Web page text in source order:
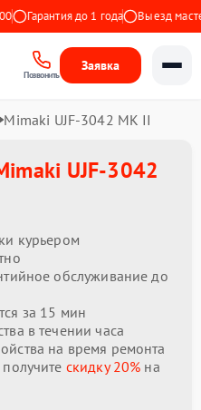
Гарантия до 1 года Выезд мастера
Позвонить
Заявка
Mimaki UJF-3042 MK II
UJF-3042
курьером
обслуживание до
за 15 мин
в течении часа
на время ремонта
скидку 20% на